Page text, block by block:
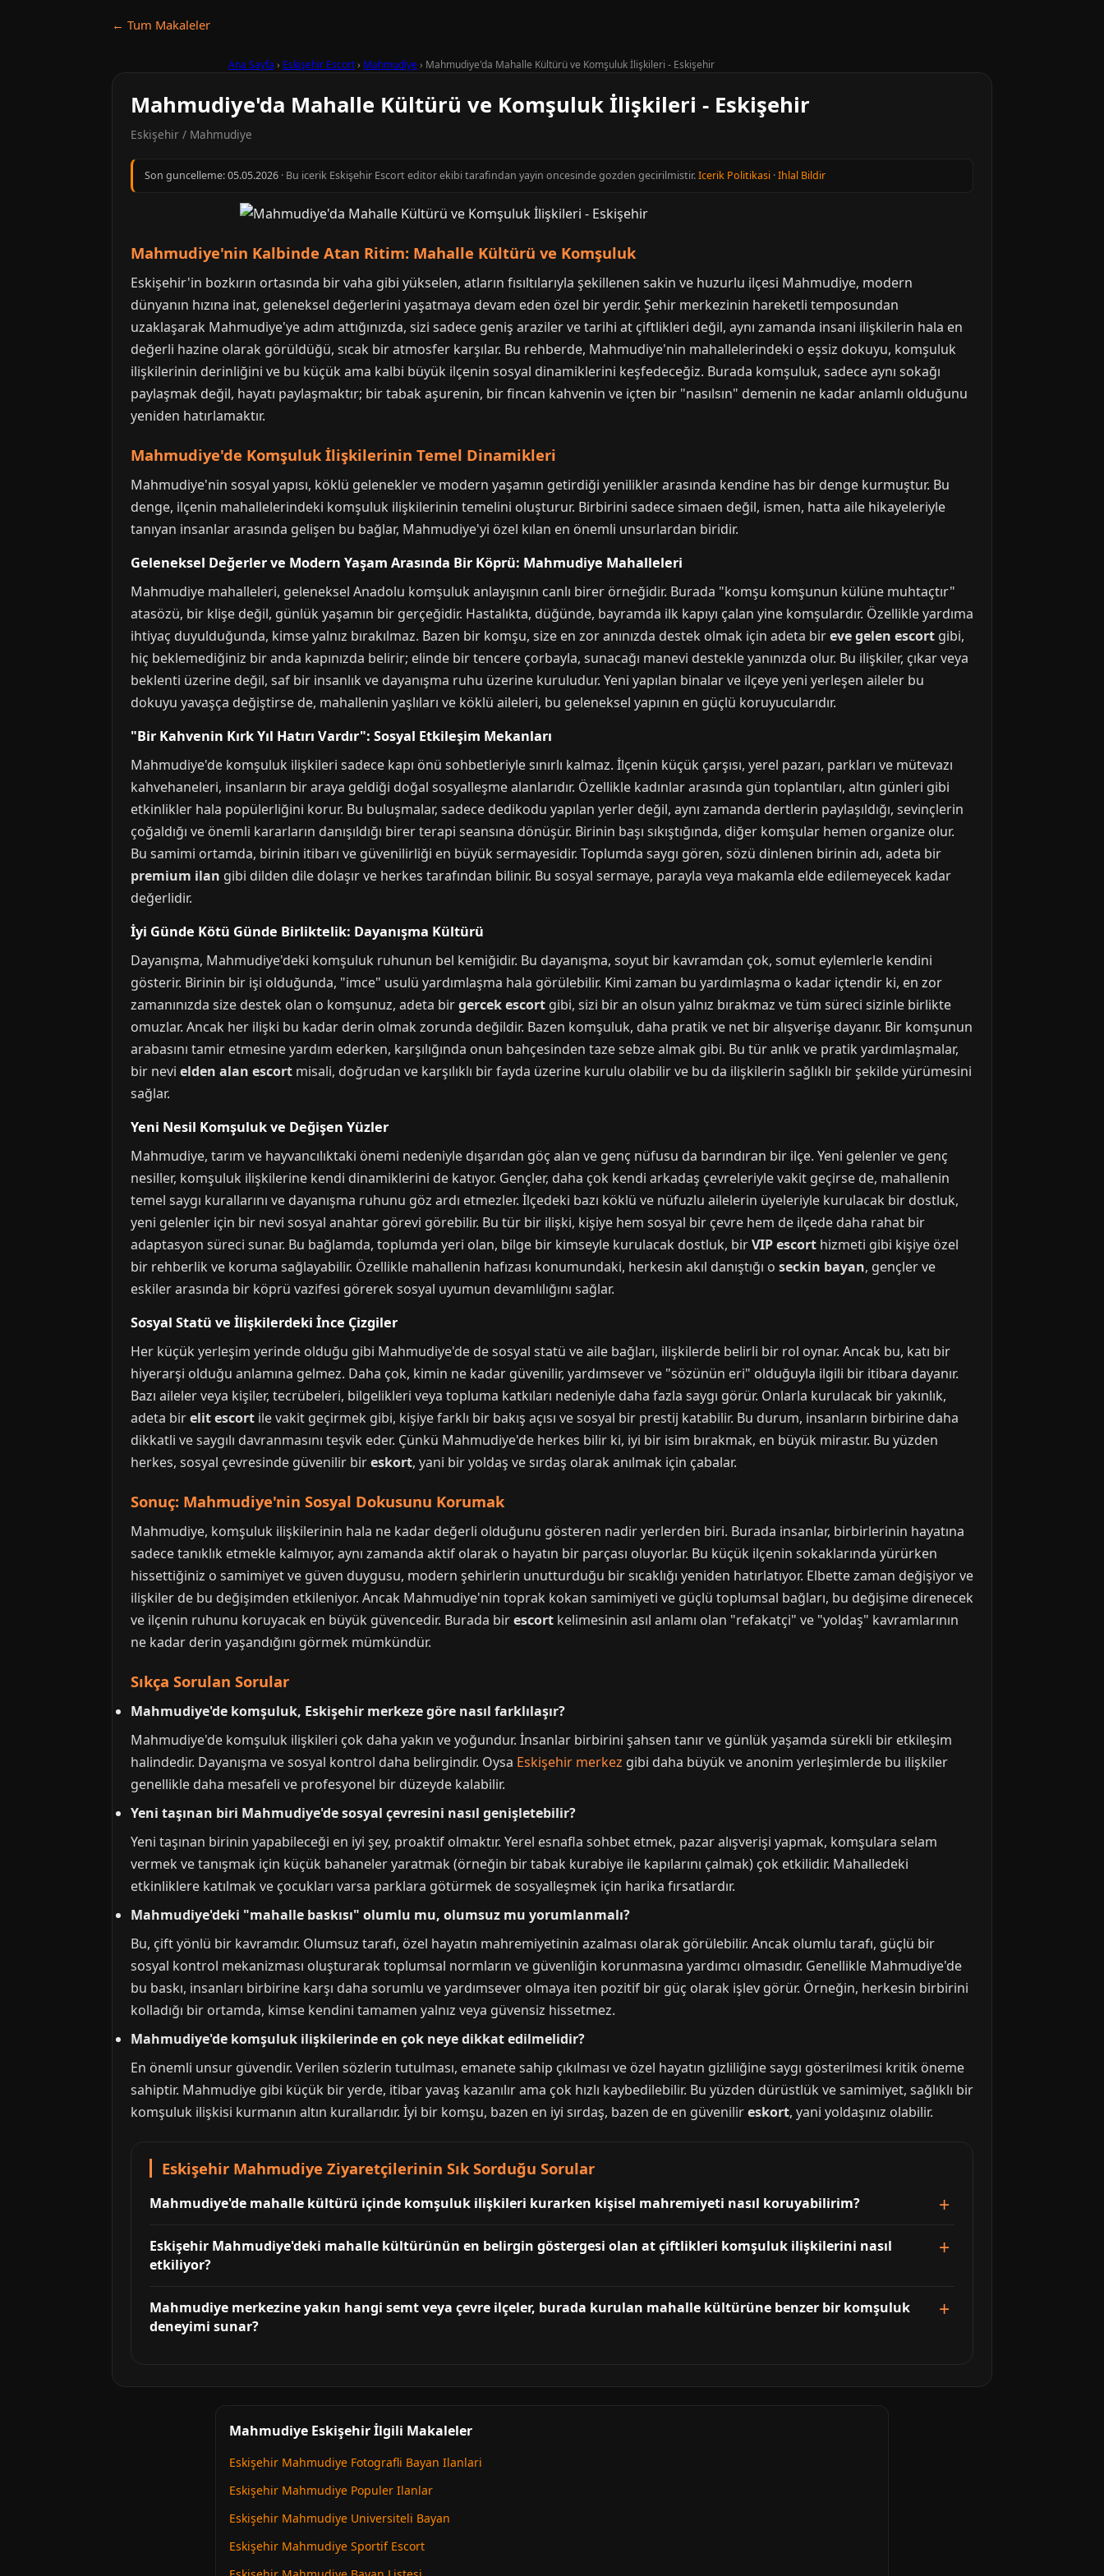
← Tum Makaleler
Ana Sayfa › Eskişehir Escort› Mahmudiye› Mahmudiye'da Mahalle Kültürü ve Komşuluk İlişkileri - Eskişehir
Mahmudiye'da Mahalle Kültürü ve Komşuluk İlişkileri - Eskişehir
Eskişehir / Mahmudiye
Son guncelleme:05.05.2026 · Bu icerik Eskişehir Escort editor ekibi tarafindan yayin oncesinde gozden gecirilmistir.Icerik Politikasi ·Ihlal Bildir
Mahmudiye'nin Kalbinde Atan Ritim: Mahalle Kültürü ve Komşuluk
Eskişehir'in bozkırın ortasında bir vaha gibi yükselen, atların fısıltılarıyla şekillenen sakin ve huzurlu ilçesi Mahmudiye, modern
dünyanın hızına inat, geleneksel değerlerini yaşatmaya devam eden özel bir yerdir. Şehir merkezinin hareketli temposundan
uzaklaşarak Mahmudiye'ye adım attığınızda, sizi sadece geniş araziler ve tarihi at çiftlikleri değil, aynı zamanda insani ilişkilerin hala en
değerli hazine olarak görüldüğü, sıcak bir atmosfer karşılar. Bu rehberde, Mahmudiye'nin mahallelerindeki o eşsiz dokuyu, komşuluk
ilişkilerinin derinliğini ve bu küçük ama kalbi büyük ilçenin sosyal dinamiklerini keşfedeceğiz. Burada komşuluk, sadece aynı sokağı
paylaşmak değil, hayatı paylaşmaktır; bir tabak aşurenin, bir fincan kahvenin ve içten bir "nasılsın" demenin ne kadar anlamlı olduğunu
yeniden hatırlamaktır.
Mahmudiye'de Komşuluk İlişkilerinin Temel Dinamikleri
Mahmudiye'nin sosyal yapısı, köklü gelenekler ve modern yaşamın getirdiği yenilikler arasında kendine has bir denge kurmuştur. Bu
denge, ilçenin mahallelerindeki komşuluk ilişkilerinin temelini oluşturur. Birbirini sadece simaen değil, ismen, hatta aile hikayeleriyle
tanıyan insanlar arasında gelişen bu bağlar, Mahmudiye'yi özel kılan en önemli unsurlardan biridir.
Geleneksel Değerler ve Modern Yaşam Arasında Bir Köprü: Mahmudiye Mahalleleri
Mahmudiye mahalleleri, geleneksel Anadolu komşuluk anlayışının canlı birer örneğidir. Burada "komşu komşunun külüne muhtaçtır"
atasözü, bir klişe değil, günlük yaşamın bir gerçeğidir. Hastalıkta, düğünde, bayramda ilk kapıyı çalan yine komşulardır. Özellikle yardıma
ihtiyaç duyulduğunda, kimse yalnız bırakılmaz. Bazen bir komşu, size en zor anınızda destek olmak için adeta bireve gelen escort gibi,
hiç beklemediğiniz bir anda kapınızda belirir; elinde bir tencere çorbayla, sunacağı manevi destekle yanınızda olur. Bu ilişkiler, çıkar veya
beklenti üzerine değil, saf bir insanlık ve dayanışma ruhu üzerine kuruludur. Yeni yapılan binalar ve ilçeye yeni yerleşen aileler bu
dokuyu yavaşça değiştirse de, mahallenin yaşlıları ve köklü aileleri, bu geleneksel yapının en güçlü koruyucularıdır.
"Bir Kahvenin Kırk Yıl Hatırı Vardır": Sosyal Etkileşim Mekanları
Mahmudiye'de komşuluk ilişkileri sadece kapı önü sohbetleriyle sınırlı kalmaz. İlçenin küçük çarşısı, yerel pazarı, parkları ve mütevazı
kahvehaneleri, insanların bir araya geldiği doğal sosyalleşme alanlarıdır. Özellikle kadınlar arasında gün toplantıları, altın günleri gibi
etkinlikler hala popülerliğini korur. Bu buluşmalar, sadece dedikodu yapılan yerler değil, aynı zamanda dertlerin paylaşıldığı, sevinçlerin
çoğaldığı ve önemli kararların danışıldığı birer terapi seansına dönüşür. Birinin başı sıkıştığında, diğer komşular hemen organize olur.
Bu samimi ortamda, birinin itibarı ve güvenilirliği en büyük sermayesidir. Toplumda saygı gören, sözü dinlenen birinin adı, adeta bir
premium ilan gibi dilden dile dolaşır ve herkes tarafından bilinir. Bu sosyal sermaye, parayla veya makamla elde edilemeyecek kadar
değerlidir.
İyi Günde Kötü Günde Birliktelik: Dayanışma Kültürü
Dayanışma, Mahmudiye'deki komşuluk ruhunun bel kemiğidir. Bu dayanışma, soyut bir kavramdan çok, somut eylemlerle kendini
gösterir. Birinin bir işi olduğunda, "imce" usulü yardımlaşma hala görülebilir. Kimi zaman bu yardımlaşma o kadar içtendir ki, en zor
zamanınızda size destek olan o komşunuz, adeta birgercek escort gibi, sizi bir an olsun yalnız bırakmaz ve tüm süreci sizinle birlikte
omuzlar. Ancak her ilişki bu kadar derin olmak zorunda değildir. Bazen komşuluk, daha pratik ve net bir alışverişe dayanır. Bir komşunun
arabasını tamir etmesine yardım ederken, karşılığında onun bahçesinden taze sebze almak gibi. Bu tür anlık ve pratik yardımlaşmalar,
bir nevi elden alan escort misali, doğrudan ve karşılıklı bir fayda üzerine kurulu olabilir ve bu da ilişkilerin sağlıklı bir şekilde yürümesini
sağlar.
Yeni Nesil Komşuluk ve Değişen Yüzler
Mahmudiye, tarım ve hayvancılıktaki önemi nedeniyle dışarıdan göç alan ve genç nüfusu da barındıran bir ilçe. Yeni gelenler ve genç
nesiller, komşuluk ilişkilerine kendi dinamiklerini de katıyor. Gençler, daha çok kendi arkadaş çevreleriyle vakit geçirse de, mahallenin
temel saygı kurallarını ve dayanışma ruhunu göz ardı etmezler. İlçedeki bazı köklü ve nüfuzlu ailelerin üyeleriyle kurulacak bir dostluk,
yeni gelenler için bir nevi sosyal anahtar görevi görebilir. Bu tür bir ilişki, kişiye hem sosyal bir çevre hem de ilçede daha rahat bir
adaptasyon süreci sunar. Bu bağlamda, toplumda yeri olan, bilge bir kimseyle kurulacak dostluk, birVIP escort hizmeti gibi kişiye özel
bir rehberlik ve koruma sağlayabilir. Özellikle mahallenin hafızası konumundaki, herkesin akıl danıştığı o seckin bayan, gençler ve
eskiler arasında bir köprü vazifesi görerek sosyal uyumun devamlılığını sağlar.
Sosyal Statü ve İlişkilerdeki İnce Çizgiler
Her küçük yerleşim yerinde olduğu gibi Mahmudiye'de de sosyal statü ve aile bağları, ilişkilerde belirli bir rol oynar. Ancak bu, katı bir
hiyerarşi olduğu anlamına gelmez. Daha çok, kimin ne kadar güvenilir, yardımsever ve "sözünün eri" olduğuyla ilgili bir itibara dayanır.
Bazı aileler veya kişiler, tecrübeleri, bilgelikleri veya topluma katkıları nedeniyle daha fazla saygı görür. Onlarla kurulacak bir yakınlık,
adeta birelit escort ile vakit geçirmek gibi, kişiye farklı bir bakış açısı ve sosyal bir prestij katabilir. Bu durum, insanların birbirine daha
dikkatli ve saygılı davranmasını teşvik eder. Çünkü Mahmudiye'de herkes bilir ki, iyi bir isim bırakmak, en büyük mirastır. Bu yüzden
herkes, sosyal çevresinde güvenilir bireskort, yani bir yoldaş ve sırdaş olarak anılmak için çabalar.
Sonuç: Mahmudiye'nin Sosyal Dokusunu Korumak
Mahmudiye, komşuluk ilişkilerinin hala ne kadar değerli olduğunu gösteren nadir yerlerden biri. Burada insanlar, birbirlerinin hayatına
sadece tanıklık etmekle kalmıyor, aynı zamanda aktif olarak o hayatın bir parçası oluyorlar. Bu küçük ilçenin sokaklarında yürürken
hissettiğiniz o samimiyet ve güven duygusu, modern şehirlerin unutturduğu bir sıcaklığı yeniden hatırlatıyor. Elbette zaman değişiyor ve
ilişkiler de bu değişimden etkileniyor. Ancak Mahmudiye'nin toprak kokan samimiyeti ve güçlü toplumsal bağları, bu değişime direnecek
ve ilçenin ruhunu koruyacak en büyük güvencedir. Burada birescort kelimesinin asıl anlamı olan "refakatçi" ve "yoldaş" kavramlarının
ne kadar derin yaşandığını görmek mümkündür.
Sıkça Sorulan Sorular
Mahmudiye'de komşuluk, Eskişehir merkeze göre nasıl farklılaşır?
Mahmudiye'de komşuluk ilişkileri çok daha yakın ve yoğundur. İnsanlar birbirini şahsen tanır ve günlük yaşamda sürekli bir etkileşim
halindedir. Dayanışma ve sosyal kontrol daha belirgindir. Oysa Eskişehir merkez gibi daha büyük ve anonim yerleşimlerde bu ilişkiler
genellikle daha mesafeli ve profesyonel bir düzeyde kalabilir.
Yeni taşınan biri Mahmudiye'de sosyal çevresini nasıl genişletebilir?
Yeni taşınan birinin yapabileceği en iyi şey, proaktif olmaktır. Yerel esnafla sohbet etmek, pazar alışverişi yapmak, komşulara selam
vermek ve tanışmak için küçük bahaneler yaratmak (örneğin bir tabak kurabiye ile kapılarını çalmak) çok etkilidir. Mahalledeki
etkinliklere katılmak ve çocukları varsa parklara götürmek de sosyalleşmek için harika fırsatlardır.
Mahmudiye'deki "mahalle baskısı" olumlu mu, olumsuz mu yorumlanmalı?
Bu, çift yönlü bir kavramdır. Olumsuz tarafı, özel hayatın mahremiyetinin azalması olarak görülebilir. Ancak olumlu tarafı, güçlü bir
sosyal kontrol mekanizması oluşturarak toplumsal normların ve güvenliğin korunmasına yardımcı olmasıdır. Genellikle Mahmudiye'de
bu baskı, insanları birbirine karşı daha sorumlu ve yardımsever olmaya iten pozitif bir güç olarak işlev görür. Örneğin, herkesin birbirini
kolladığı bir ortamda, kimse kendini tamamen yalnız veya güvensiz hissetmez.
Mahmudiye'de komşuluk ilişkilerinde en çok neye dikkat edilmelidir?
En önemli unsur güvendir. Verilen sözlerin tutulması, emanete sahip çıkılması ve özel hayatın gizliliğine saygı gösterilmesi kritik öneme
sahiptir. Mahmudiye gibi küçük bir yerde, itibar yavaş kazanılır ama çok hızlı kaybedilebilir. Bu yüzden dürüstlük ve samimiyet, sağlıklı bir
komşuluk ilişkisi kurmanın altın kurallarıdır. İyi bir komşu, bazen en iyi sırdaş, bazen de en güvenilireskort, yani yoldaşınız olabilir.
Eskişehir Mahmudiye Ziyaretçilerinin Sık Sorduğu Sorular
Mahmudiye'de mahalle kültürü içinde komşuluk ilişkileri kurarken kişisel mahremiyeti nasıl koruyabilirim?
Eskişehir Mahmudiye'deki mahalle kültürünün en belirgin göstergesi olan at çiftlikleri komşuluk ilişkilerini nasıl
etkiliyor?
Mahmudiye merkezine yakın hangi semt veya çevre ilçeler, burada kurulan mahalle kültürüne benzer bir komşuluk
deneyimi sunar?
Mahmudiye Eskişehir İlgili Makaleler
Eskişehir Mahmudiye Fotografli Bayan Ilanlari
Eskişehir Mahmudiye Populer Ilanlar
Eskişehir Mahmudiye Universiteli Bayan
Eskişehir Mahmudiye Sportif Escort